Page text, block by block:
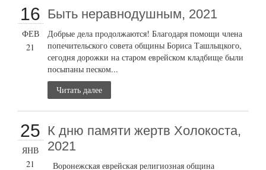
16
ФЕВ
21
Быть неравнодушным, 2021
Добрые дела продолжаются! Благодаря помощи члена
попечительского совета общины Бориса Ташлыцкого,
сегодня дорожки на старом еврейском кладбище были
посыпаны песком...
Читать далее
25
ЯНВ
21
К дню памяти жертв Холокоста,
2021
Воронежская еврейская религиозная община